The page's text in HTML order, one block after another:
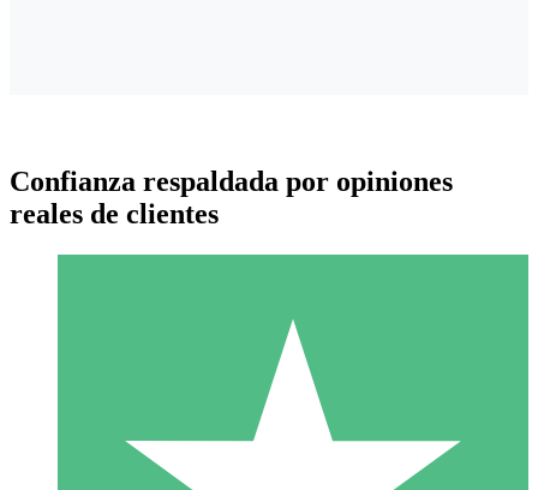
Paquetes de Créditos Individuales
Paga según el uso con créditos de descarga. Sin compromiso
Confianza respaldada por opiniones
reales de clientes